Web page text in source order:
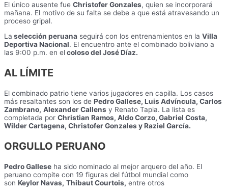
El único ausente fue Christofer Gonzales, quien se incorporará
mañana. El motivo de su falta se debe a que está atravesando un
proceso gripal.
La selección peruana seguirá con los entrenamientos en la Villa
Deportiva Nacional. El encuentro ante el combinado boliviano a
las 9:00 p.m. en elcoloso del José Díaz.
AL LÍMITE
El combinado patrio tiene varios jugadores en capilla. Los casos
más resaltantes son los de Pedro Gallese, Luis Advíncula, Carlos
Zambrano, Alexander Callens y Renato Tapia. La lista es
completada por Christian Ramos, Aldo Corzo, Gabriel Costa,
Wilder Cartagena, Christofer Gonzales y Raziel García.
ORGULLO PERUANO
Pedro Gallese ha sido nominado al mejor arquero del año. El
peruano compite con 19 figuras del fútbol mundial como
son Keylor Navas, Thibaut Courtois, entre otros